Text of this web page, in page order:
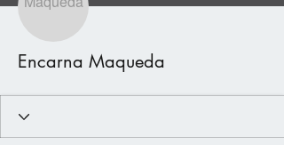
Encarna Maqueda